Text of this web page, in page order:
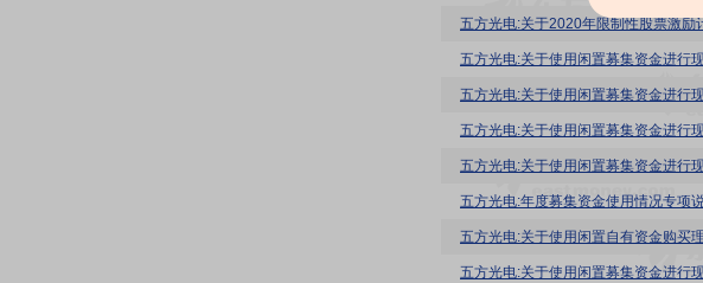
五方光电:关于使用闲置募集资金进行
五方光电:关于使用闲置募集资金进行
五方光电:关于使用闲置募集资金进行
五方光电:关于使用闲置募集资金进行
五方光电:年度募集资金使用情况专项
五方光电:关于使用闲置自有资金购买
五方光电:关于使用闲置募集资金进行